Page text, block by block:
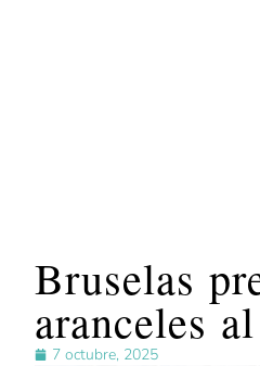
Bruselas
aranceles
7 octubre, 2025